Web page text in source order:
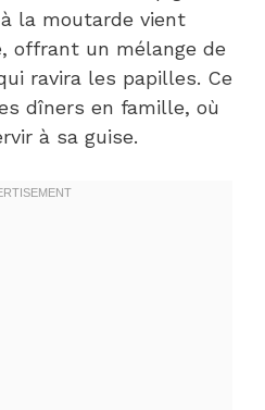
la moutarde vient
offrant un mélange de
ravira les papilles. Ce
dîners en famille, où
à sa guise.